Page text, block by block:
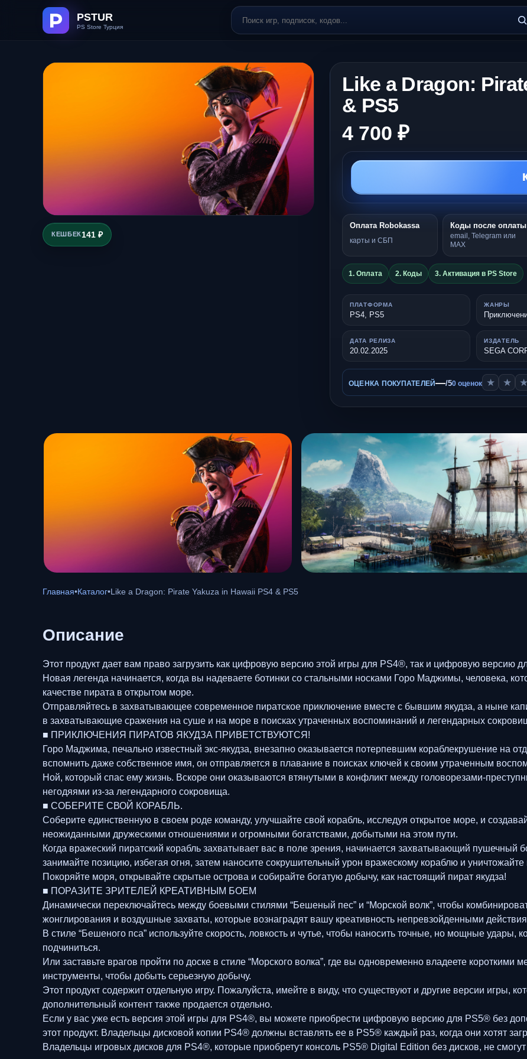
КЕШБЕК141 ₽
Like a Dragon:
& PS5
4 700 ₽
Оплата Robokassa
карты и СБП
Коды после оплаты
email, Telegram или
MAX
1. Оплата 2. Коды 3. Активация в PS Store
ПЛАТФОРМА
PS4, PS5
ЖАНРЫ
ДАТА РЕЛИЗА
20.02.2025
ИЗДАТЕЛЬ
SEGA
ОЦЕНКА ПОКУПАТЕЛЕЙ—/50 оценок ★ ★ ★
Главная•Каталог•Like a Dragon: Pirate Yakuza in Hawaii PS4 & PS5
Описание
Этот продукт дает вам право загрузить как цифровую версию этой игры для PS4®, так и цифровую версию
Новая легенда начинается, когда вы надеваете ботинки со стальными носками Горо Маджимы, человека,
качестве пирата в открытом море.
Отправляйтесь в захватывающее современное пиратское приключение вместе с бывшим якудза, а ныне
в захватывающие сражения на суше и на море в поисках утраченных воспоминаний и легендарных
■ ПРИКЛЮЧЕНИЯ ПИРАТОВ ЯКУДЗА ПРИВЕТСТВУЮТСЯ!
Горо Маджима, печально известный экс-якудза, внезапно оказывается потерпевшим кораблекрушение на
вспомнить даже собственное имя, он отправляется в плавание в поисках ключей к своим утраченным
Ной, который спас ему жизнь. Вскоре они оказываются втянутыми в конфликт между головорезами-
негодяями из-за легендарного сокровища.
■ СОБЕРИТЕ СВОЙ КОРАБЛЬ.
Соберите единственную в своем роде команду, улучшайте свой корабль, исследуя открытое море, и
неожиданными дружескими отношениями и огромными богатствами, добытыми на этом пути.
Когда вражеский пиратский корабль захватывает вас в поле зрения, начинается захватывающий
занимайте позицию, избегая огня, затем наносите сокрушительный урон вражескому кораблю и
Покоряйте моря, открывайте скрытые острова и собирайте богатую добычу, как настоящий пират якудза!
■ ПОРАЗИТЕ ЗРИТЕЛЕЙ КРЕАТИВНЫМ БОЕМ
Динамически переключайтесь между боевыми стилями “Бешеный пес” и “Морской волк”, чтобы
жонглирования и воздушные захваты, которые вознаградят вашу креативность непревзойденными
В стиле “Бешеного пса” используйте скорость, ловкость и чутье, чтобы наносить точные, но мощные удары,
подчиниться.
Или заставьте врагов пройти по доске в стиле “Морского волка”, где вы одновременно владеете короткими
инструменты, чтобы добыть серьезную добычу.
Этот продукт содержит отдельную игру. Пожалуйста, имейте в виду, что существуют и другие версии игры,
дополнительный контент также продается отдельно.
Если у вас уже есть версия этой игры для PS4®, вы можете приобрести цифровую версию для PS5® без
этот продукт. Владельцы дисковой копии PS4® должны вставлять ее в PS5® каждый раз, когда они хотят
Владельцы игровых дисков для PS4®, которые приобретут консоль PS5® Digital Edition без дисков, не